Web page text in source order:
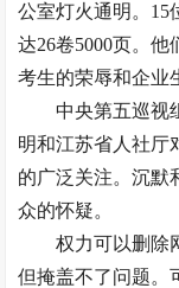
公室灯火通明。15
达26卷5000页。
考生的荣辱和企业
中央第五巡视
明和江苏省人社厅
的广泛关注。沉默
众的怀疑。
权力可以删除
但掩盖不了问题。